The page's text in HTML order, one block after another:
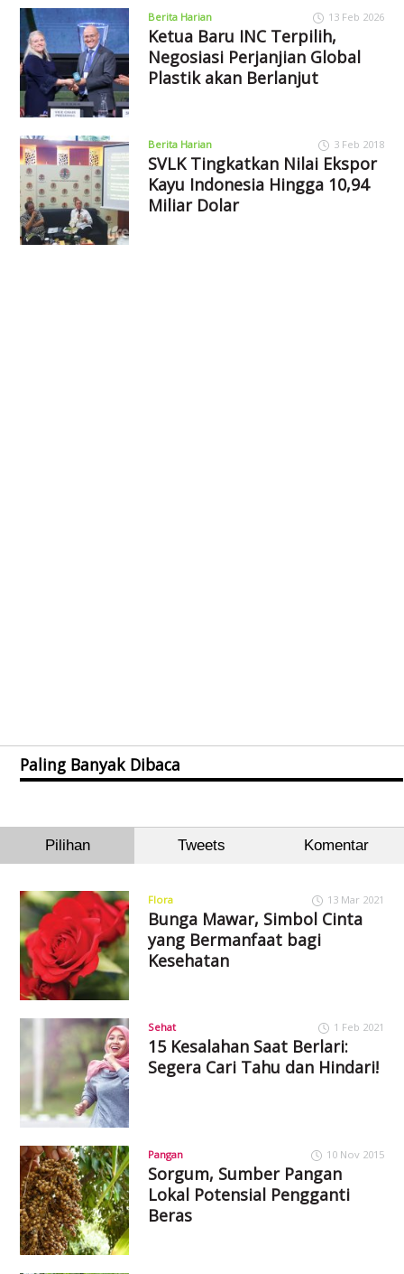
Berita Harian 13 Feb 2026
Ketua Baru INC Terpilih,
Negosiasi Perjanjian Global
Plastik akan Berlanjut
Berita Harian 3 Feb 2018
SVLK Tingkatkan Nilai Ekspor
Kayu Indonesia Hingga 10,94
Miliar Dolar
Paling Banyak Dibaca
Pilihan Tweets Komentar
Flora 13 Mar 2021
Bunga Mawar, Simbol Cinta
yang Bermanfaat bagi
Kesehatan
Sehat 1 Feb 2021
15 Kesalahan Saat Berlari:
Segera Cari Tahu dan Hindari!
Pangan 10 Nov 2015
Sorgum, Sumber Pangan
Lokal Potensial Pengganti
Beras